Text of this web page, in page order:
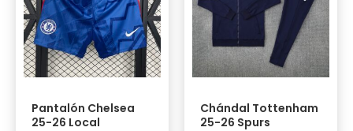
Pantalón Chelsea
25-26 Local
Chándal Tottenham
25-26 Spurs